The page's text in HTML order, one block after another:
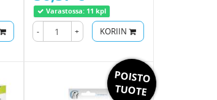
Varastossa: 11 kpl
- + KORIIN
POISTO
TUOTE